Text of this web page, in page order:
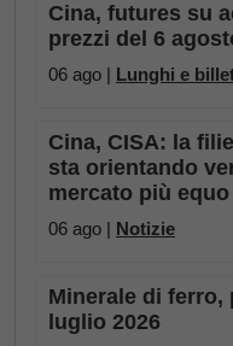
Cina, futures su
prezzi del 6
06 ago | Lunghi e
Cina, CISA: la
sta orientando
mercato più
06 ago | Notizie
Minerale di ferro,
luglio 2026